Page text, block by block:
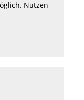
Nutzen